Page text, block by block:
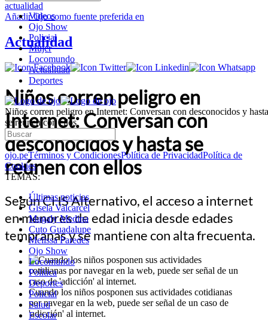
Videos
Ojo Show
Policial
Mujer
Locomundo
Actualidad
Deportes
Niños corren peligro en Internet: Conversan con desconocidos y hasta
se reúnen con ellos
ojo.peTérminos y CondicionesPolítica de PrivacidadPolítica de
Cookies
TEMAS:
Últimas noticias
Gisela Valcarcel
Magaly Medina
Cuto Guadalupe
Melissa Paredes
Ojo Show
Locomundo
Política
Deportes
Policial
Salud
Escolar
actualidad
AñadirOjocomo fuente preferida en
Actualidad
Niños corren peligro en
Internet: Conversan con
desconocidos y hasta se
reúnen con ellos
Según CHS Alternativo, el acceso a internet
en menores de edad inicia desde edades
tempranas y se mantiene con alta frecuenta.
Cuando los niños posponen sus actividades cotidianas
por navegar en la web, puede ser señal de un caso de
'adicción' al internet.